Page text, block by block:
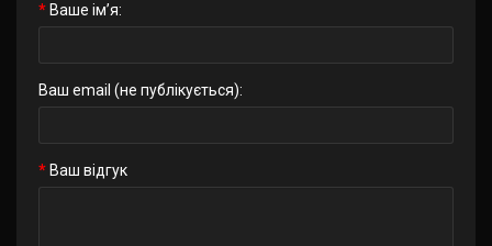
Ваше ім’я:
Ваш email (не публікується):
Ваш відгук